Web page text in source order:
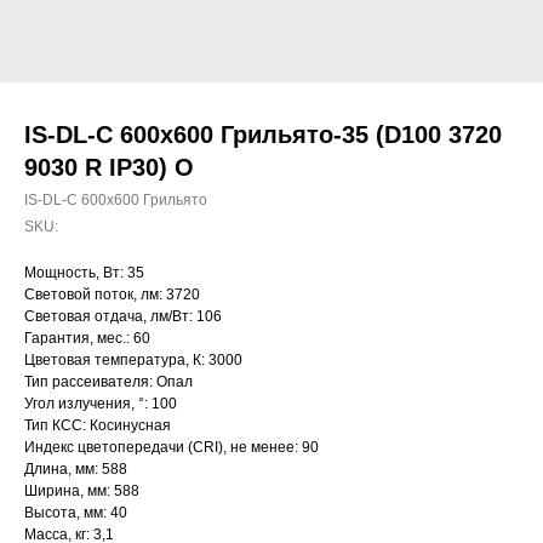
IS-DL-C 600х600 Грильято-35 (D100 3720
9030 R IP30) O
IS-DL-C 600х600 Грильято
SKU:
Мощность, Вт: 35
Световой поток, лм: 3720
Световая отдача, лм/Вт: 106
Гарантия, мес.: 60
Цветовая температура, К: 3000
Тип рассеивателя: Опал
Угол излучения, °: 100
Тип КСС: Косинусная
Индекс цветопередачи (CRI), не менее: 90
Длина, мм: 588
Ширина, мм: 588
Высота, мм: 40
Масса, кг: 3,1